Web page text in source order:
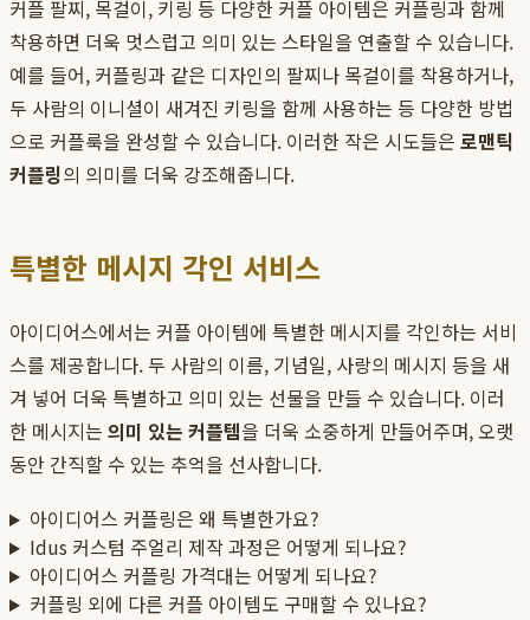
커플 팔찌, 목걸이, 키링 등 다양한 커플 아이템은 커플링과 함께
착용하면 더욱 멋스럽고 의미 있는 스타일을 연출할 수 있습니다.
예를 들어, 커플링과 같은 디자인의 팔찌나 목걸이를 착용하거나,
두 사람의 이니셜이 새겨진 키링을 함께 사용하는 등 다양한 방법
으로 커플룩을 완성할 수 있습니다. 이러한 작은 시도들은 로맨틱
커플링의 의미를 더욱 강조해줍니다.
특별한 메시지 각인 서비스
아이디어스에서는 커플 아이템에 특별한 메시지를 각인하는 서비
스를 제공합니다. 두 사람의 이름, 기념일, 사랑의 메시지 등을 새
겨 넣어 더욱 특별하고 의미 있는 선물을 만들 수 있습니다. 이러
한 메시지는 의미 있는 커플템을 더욱 소중하게 만들어주며, 오랫
동안 간직할 수 있는 추억을 선사합니다.
아이디어스 커플링은 왜 특별한가요?
Idus 커스텀 주얼리 제작 과정은 어떻게 되나요?
아이디어스 커플링 가격대는 어떻게 되나요?
커플링 외에 다른 커플 아이템도 구매할 수 있나요?